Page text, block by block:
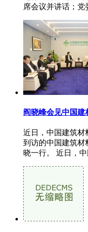
席会议并讲话；党
阎晓峰会见中国
近日，中国建筑材
到访的中国建筑材
晓一行。 近日，